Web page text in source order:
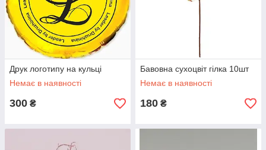
Друк логотипу на кульці
Немає в наявності
300 ₴
Бавовна сухоцвіт гілка 10шт
Немає в наявності
180 ₴